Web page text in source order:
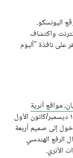
اليونسكو.
واكتشاف
على نافذة "ألبوم
مواقع أثرية
، الذي أقيم في القصر الكبير في الفترة من ١٤ ديسمبر/كانون الأول
قدم فرصة للدخول إلى صميم أربعة
الرفع الهندسي
الأثري.